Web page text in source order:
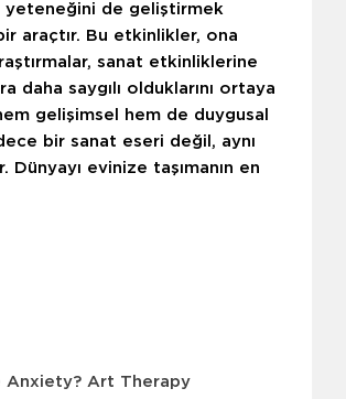
yeteneğini de geliştirmek
araçtır. Bu etkinlikler, ona
sanat etkinliklerine
daha saygılı olduklarını ortaya
gelişimsel hem de duygusal
bir sanat eseri değil, aynı
evinize taşımanın en
Anxiety? Art Therapy